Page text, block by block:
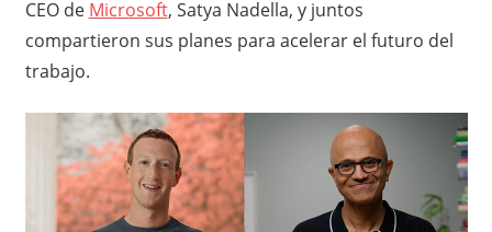
CEO de Microsoft, Satya Nadella, y juntos
compartieron sus planes para acelerar el futuro del
trabajo.